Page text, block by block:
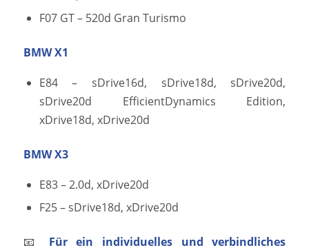
F07 GT – 520d Gran Turismo
BMW X1
E84 – sDrive16d, sDrive18d, sDrive20d,
sDrive20d EfficientDynamics Edition,
xDrive18d, xDrive20d
BMW X3
E83 – 2.0d, xDrive20d
F25 – sDrive18d, xDrive20d
📧 Für ein individuelles und verbindliches